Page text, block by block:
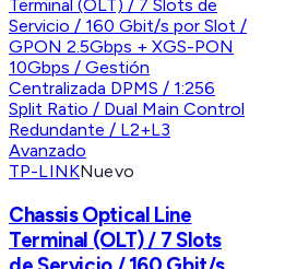
TP-LINKNuevo
Chassis Optical Line
Terminal (OLT) / 7 Slots